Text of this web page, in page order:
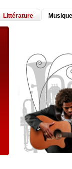
Littérature Musique